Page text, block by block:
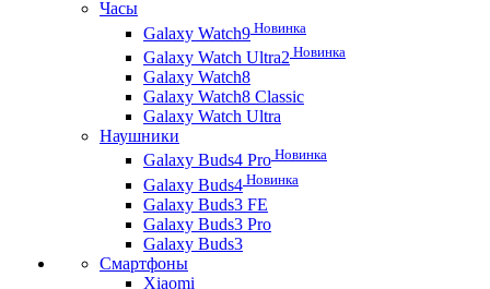
Часы
Galaxy Watch9 Новинка
Galaxy Watch Ultra2 Новинка
Galaxy Watch8
Galaxy Watch8 Classic
Galaxy Watch Ultra
Наушники
Galaxy Buds4 Pro Новинка
Galaxy Buds4 Новинка
Galaxy Buds3 FE
Galaxy Buds3 Pro
Galaxy Buds3
Смартфоны
Xiaomi